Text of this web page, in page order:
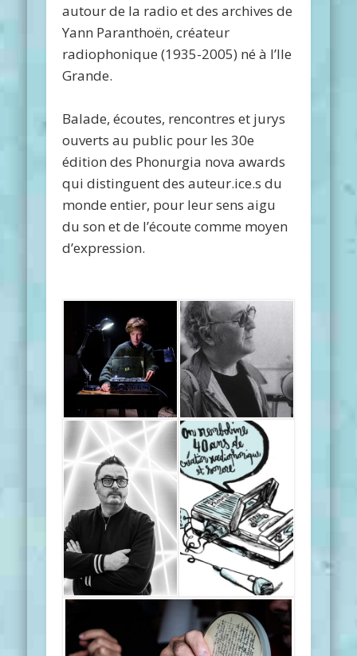
autour de la radio et des archives de
Yann Paranthoën, créateur
radiophonique (1935-2005) né à l’Ile
Grande.
Balade, écoutes, rencontres et jurys
ouverts au public pour les 30e
édition des Phonurgia nova awards
qui distinguent des auteur.ice.s du
monde entier, pour leur sens aigu
du son et de l’écoute comme moyen
d’expression.